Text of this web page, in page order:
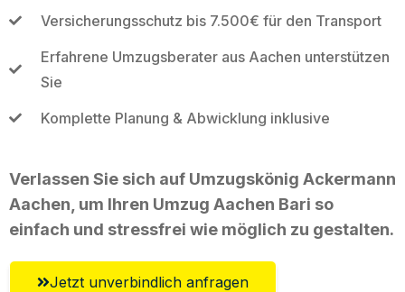
Versicherungsschutz bis 7.500€ für den Transport
Erfahrene Umzugsberater aus Aachen unterstützen
Sie
Komplette Planung & Abwicklung inklusive
Verlassen Sie sich auf Umzugskönig Ackermann
Aachen, um Ihren Umzug Aachen Bari so
einfach und stressfrei wie möglich zu gestalten.
Jetzt unverbindlich anfragen